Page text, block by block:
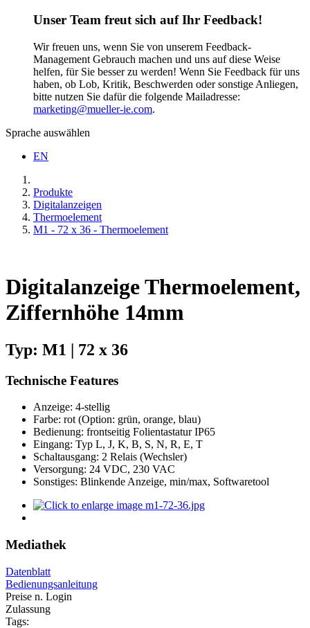
Unser Team freut sich auf Ihr Feedback!
Wir freuen uns, wenn Sie von unserem Feedback-
Management Gebrauch machen und uns auf diese Weise
helfen, für Sie besser zu werden! Wenn Sie Feedback für uns
haben, ob Lob, Kritik, Beschwerden oder sonstige Anliegen,
bitte nutzen Sie dafür die folgende Mailadresse:
marketing@mueller-ie.com.
Sprache auswählen
EN
Produkte
Digitalanzeigen
Thermoelement
M1 - 72 x 36 - Thermoelement
Digitalanzeige Thermoelement,
Ziffernhöhe 14mm
Typ: M1 | 72 x 36
Technische Features
Anzeige: 4-stellig
Farbe: rot (Option: grün, orange, blau)
Bedienung: frontseitig Folientastatur IP65
Eingang: Typ L, J, K, B, S, N, R, E, T
Schaltausgang: 2 Relais (Wechsler)
Versorgung: 24 VDC, 230 VAC
Sonstiges: Blinkende Anzeige, min/max, Softwaretool
Mediathek
Datenblatt
Bedienungsanleitung
Preise n. Login
Zulassung
Tags: